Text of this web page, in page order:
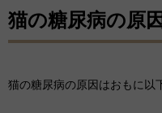
猫の糖尿病の原
猫の糖尿病の原因はおもに以